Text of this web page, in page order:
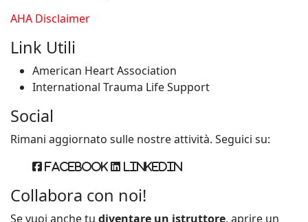
AHA Disclaimer
Link Utili
American Heart Association
International Trauma Life Support
Social
Rimani aggiornato sulle nostre attività. Seguici su:
Facebook Linkedin
Collabora con noi!
Se vuoi anche tu diventare un istruttore, aprire un